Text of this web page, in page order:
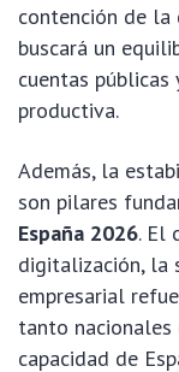
contención de la
buscará un
cuentas
productiva.
Además, la
son pilares
España 2026. El
digitalización, la
empresarial
tanto nacionales
capacidad de